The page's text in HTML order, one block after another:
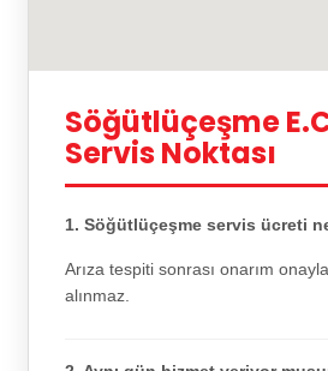
Söğütlüçeşme
Servis Noktası
1. Söğütlüçeşme servis ücreti
Arıza tespiti sonrası onarım
alınmaz.